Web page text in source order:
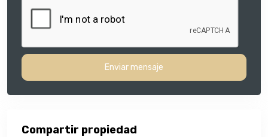
Enviar mensaje
Compartir propiedad